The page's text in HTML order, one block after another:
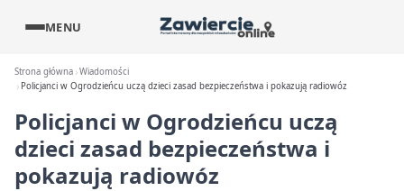
MENU
Strona główna Wiadomości
Policjanci w Ogrodzieńcu uczą dzieci zasad bezpieczeństwa i pokazują radiowóz
Policjanci w Ogrodzieńcu uczą
dzieci zasad bezpieczeństwa i
pokazują radiowóz